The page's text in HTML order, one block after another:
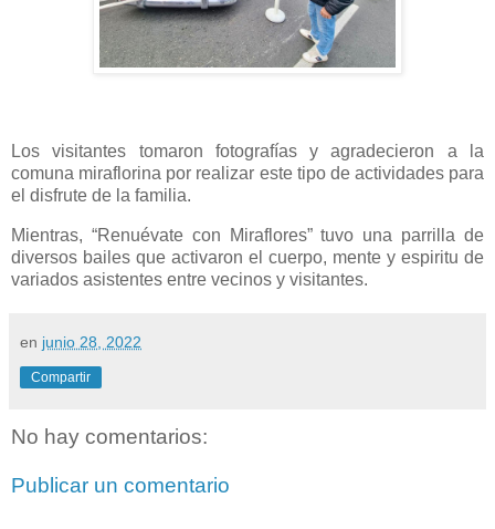
Los visitantes tomaron fotografías y agradecieron a la
comuna miraflorina por realizar este tipo de actividades para
el disfrute de la familia.
Mientras, “Renuévate con Miraflores” tuvo una parrilla de
diversos bailes que activaron el cuerpo, mente y espiritu de
variados asistentes entre vecinos y visitantes.
en junio 28, 2022
Compartir
No hay comentarios:
Publicar un comentario